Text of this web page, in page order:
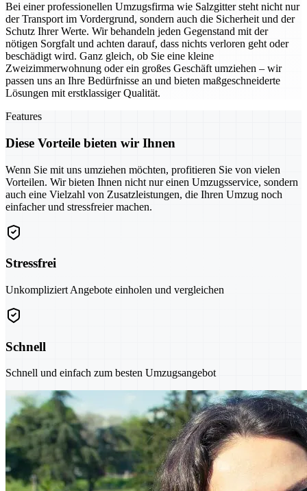
Bei einer professionellen Umzugsfirma wie Salzgitter steht nicht nur
der Transport im Vordergrund, sondern auch die Sicherheit und der
Schutz Ihrer Werte. Wir behandeln jeden Gegenstand mit der
nötigen Sorgfalt und achten darauf, dass nichts verloren geht oder
beschädigt wird. Ganz gleich, ob Sie eine kleine
Zweizimmerwohnung oder ein großes Geschäft umziehen – wir
passen uns an Ihre Bedürfnisse an und bieten maßgeschneiderte
Lösungen mit erstklassiger Qualität.
Features
Diese Vorteile bieten wir Ihnen
Wenn Sie mit uns umziehen möchten, profitieren Sie von vielen
Vorteilen. Wir bieten Ihnen nicht nur einen Umzugsservice, sondern
auch eine Vielzahl von Zusatzleistungen, die Ihren Umzug noch
einfacher und stressfreier machen.
Stressfrei
Unkompliziert Angebote einholen und vergleichen
Schnell
Schnell und einfach zum besten Umzugsangebot